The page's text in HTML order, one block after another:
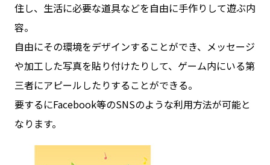
住し、生活に必要な道具などを自由に手作りして遊ぶ内
容。
自由にその環境をデザインすることができ、メッセージ
や加工した写真を貼り付けたりして、ゲーム内にいる第
三者にアピールしたりすることができる。
要するにFacebook等のSNSのような利用方法が可能と
なります。